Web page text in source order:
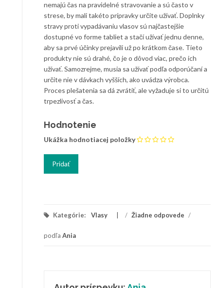
nemajú čas na pravidelné stravovanie a sú často v
strese, by mali takéto prípravky určite užívať. Doplnky
stravy proti vypadávaniu vlasov sú najčastejšie
dostupné vo forme tabliet a stačí užívať jednu denne,
aby sa prvé účinky prejavili už po krátkom čase. Tieto
produkty nie sú drahé, čo je o dôvod viac, prečo ich
užívať. Samozrejme, musia sa užívať podľa odporúčaní a
určite nie v dávkach vyšších, ako uvádza výrobca.
Proces plešatenia sa dá zvrátiť, ale vyžaduje si to určitú
trpezlivosť a čas.
Hodnotenie
Ukážka hodnotiacej položky
Kategórie: Vlasy / Žiadne odpovede /
podľa Ania